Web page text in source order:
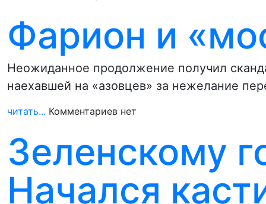
Фарион и
Неожиданное продолжение получил
наехавшей на «азовцев» за нежелание
читать... Комментариев нет
Зеленскому
Начался